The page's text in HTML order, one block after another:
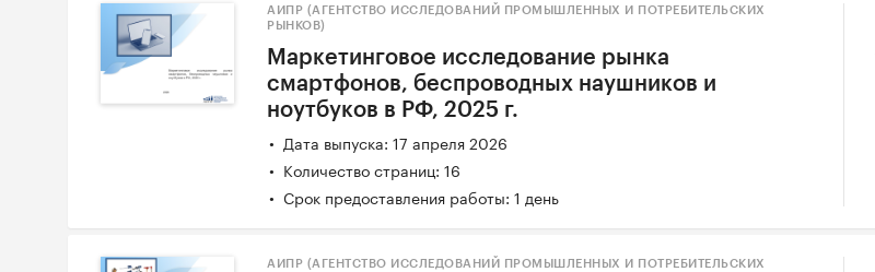
АИПР (АГЕНТСТВО ИССЛЕДОВАНИЙ ПРОМЫШЛЕННЫХ И ПОТРЕБИТЕЛЬСКИХ
РЫНКОВ)
Маркетинговое исследование рынка
смартфонов, беспроводных наушников и
ноутбуков в РФ, 2025 г.
Дата выпуска: 17 апреля 2026
Количество страниц: 16
Срок предоставления работы: 1 день
АИПР (АГЕНТСТВО ИССЛЕДОВАНИЙ ПРОМЫШЛЕННЫХ И ПОТРЕБИТЕЛЬСКИХ